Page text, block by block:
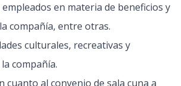
en materia de beneficios y
compañía, entre otras.
culturales, recreativas y
compañía.
cuanto al convenio de sala cuna a